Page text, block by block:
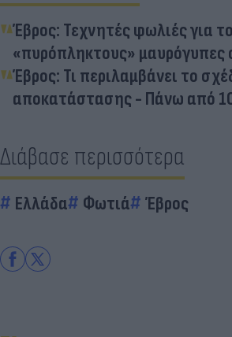
Έβρος: Τεχνητές φωλιές για
«πυρόπληκτους» μαυρόγυπες
Έβρος: Τι περιλαμβάνει το
αποκατάστασης - Πάνω από
Διάβασε περισσότερα
Ελλάδα Φωτιά Έβρος